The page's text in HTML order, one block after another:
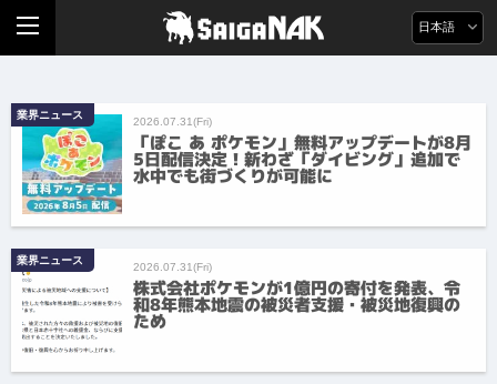
日本語
業界ニュース 2026.07.31(Fri)
「ぽこ あ ポケモン」無料アップデートが8月
5日配信決定！新わざ「ダイビング」追加で
水中でも街づくりが可能に
業界ニュース 2026.07.31(Fri)
株式会社ポケモンが1億円の寄付を発表、令
和8年熊本地震の被災者支援・被災地復興の
ため